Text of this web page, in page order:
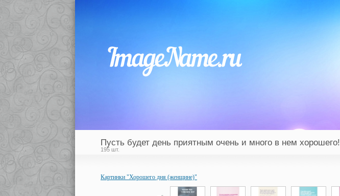
Пусть будет день приятным очень и много в нем хорошего!
195 шт.
Картинки "Хорошего дня (женщине)"